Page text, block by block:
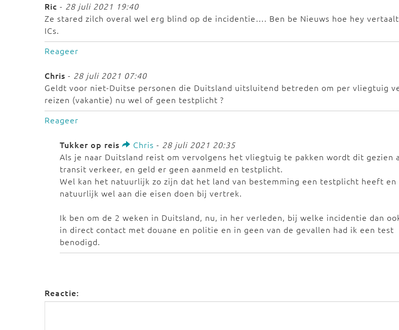
Ric - 28 juli 2021 19:40
Ze stared zilch overal wel erg blind op de incidentie…. Ben be Nieuws hoe hey
ICs.
Reageer
Chris - 28 juli 2021 07:40
Geldt voor niet-Duitse personen die Duitsland uitsluitend betreden om per vliegtuig
reizen (vakantie) nu wel of geen testplicht ?
Reageer
Tukker op reis Chris - 28 juli 2021 20:35
Als je naar Duitsland reist om vervolgens het vliegtuig te pakken wordt dit gezien
transit verkeer, en geld er geen aanmeld en testplicht.
Wel kan het natuurlijk zo zijn dat het land van bestemming een testplicht heeft en
natuurlijk wel aan die eisen doen bij vertrek.
Ik ben om de 2 weken in Duitsland, nu, in her verleden, bij welke incidentie dan
in direct contact met douane en politie en in geen van de gevallen had ik een test
benodigd.
Reactie: